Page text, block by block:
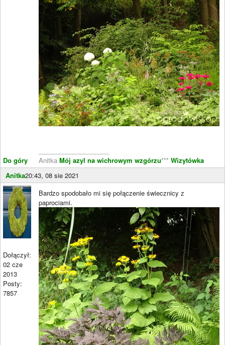
Do góry
Anitka Mój azyl na wichrowym wzgórzu*** Wizytówka
Anitka20:43, 08 sie 2021
Dołączył:
02 cze
2013
Posty:
7857
Bardzo spodobało mi się połączenie świecznicy z
paprociami.